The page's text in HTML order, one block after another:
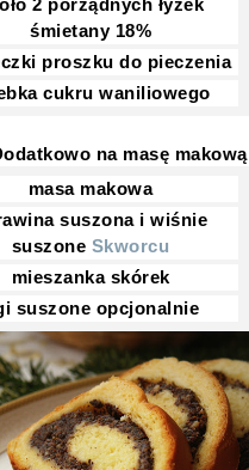
2 porządnych łyżek
śmietany 18%
proszku do pieczenia
cukru waniliowego
na masę makową
masa makowa
suszona i wiśnie
suszone Skworcu
mieszanka skórek
suszone opcjonalnie